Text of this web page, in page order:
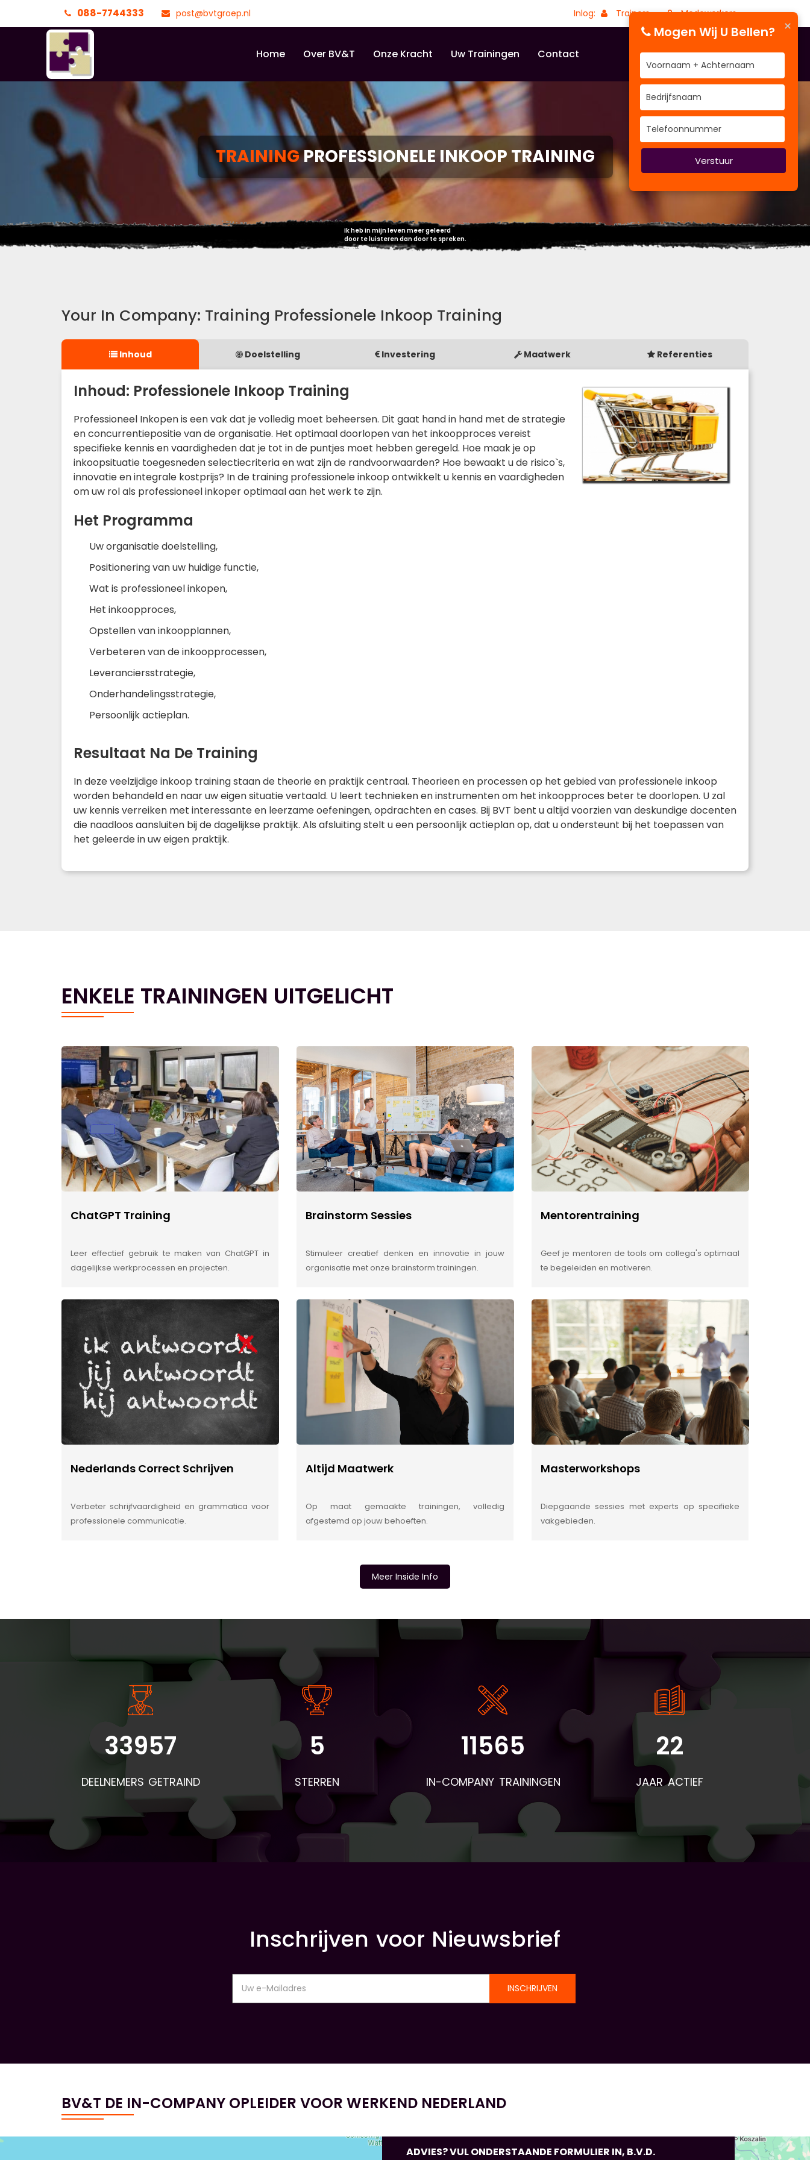
088-7744333 post@bvtgroep.nl Inlog: Trainers Medewerkers
Home Over BV&T Onze Kracht Uw Trainingen Contact
TRAININGPROFESSIONELE INKOOP TRAINING
Ik heb in mijn leven meer geleerd
door te luisteren dan door te spreken.
Your In Company: Training Professionele Inkoop Training
Inhoud Doelstelling Investering Maatwerk Referenties
Inhoud: Professionele Inkoop Training
Professioneel Inkopen is een vak dat je volledig moet beheersen. Dit gaat hand in hand met de strategie
en concurrentiepositie van de organisatie. Het optimaal doorlopen van het inkoopproces vereist
specifieke kennis en vaardigheden dat je tot in de puntjes moet hebben geregeld. Hoe maak je op
inkoopsituatie toegesneden selectiecriteria en wat zijn de randvoorwaarden? Hoe bewaakt u de risico`s,
innovatie en integrale kostprijs? In de training professionele inkoop ontwikkelt u kennis en vaardigheden
om uw rol als professioneel inkoper optimaal aan het werk te zijn.
Het Programma
Uw organisatie doelstelling,
Positionering van uw huidige functie,
Wat is professioneel inkopen,
Het inkoopproces,
Opstellen van inkoopplannen,
Verbeteren van de inkoopprocessen,
Leveranciersstrategie,
Onderhandelingsstrategie,
Persoonlijk actieplan.
Resultaat Na De Training
In deze veelzijdige inkoop training staan de theorie en praktijk centraal. Theorieen en processen op het gebied van professionele inkoop
worden behandeld en naar uw eigen situatie vertaald. U leert technieken en instrumenten om het inkoopproces beter te doorlopen. U zal
uw kennis verreiken met interessante en leerzame oefeningen, opdrachten en cases. Bij BVT bent u altijd voorzien van deskundige docenten
die naadloos aansluiten bij de dagelijkse praktijk. Als afsluiting stelt u een persoonlijk actieplan op, dat u ondersteunt bij het toepassen van
het geleerde in uw eigen praktijk.
ENKELE TRAININGEN UITGELICHT
ChatGPT Training
Leer effectief gebruik te maken van ChatGPT in
dagelijkse werkprocessen en projecten.
Brainstorm Sessies
Stimuleer creatief denken en innovatie in jouw
organisatie met onze brainstorm trainingen.
Mentorentraining
Geef je mentoren de tools om collega's optimaal
te begeleiden en motiveren.
Nederlands Correct Schrijven
Verbeter schrijfvaardigheid en grammatica voor
professionele communicatie.
Altijd Maatwerk
Op maat gemaakte trainingen, volledig
afgestemd op jouw behoeften.
Masterworkshops
Diepgaande sessies met experts op specifieke
vakgebieden.
Meer Inside Info
33957
DEELNEMERS GETRAIND
5
STERREN
11565
IN-COMPANY TRAININGEN
22
JAAR ACTIEF
Inschrijven voor Nieuwsbrief
INSCHRIJVEN
BV&T DE IN-COMPANY OPLEIDER VOOR WERKEND NEDERLAND
ADVIES? VUL ONDERSTAANDE FORMULIER IN, B.V.D.
×
Mogen Wij U Bellen?
Verstuur